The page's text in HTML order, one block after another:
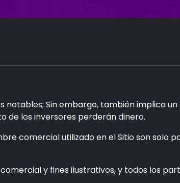
notables; Sin embargo, también implica
de los inversores perderán dinero.
comercial utilizado en el Sitio son solo
y fines ilustrativos, y todos los